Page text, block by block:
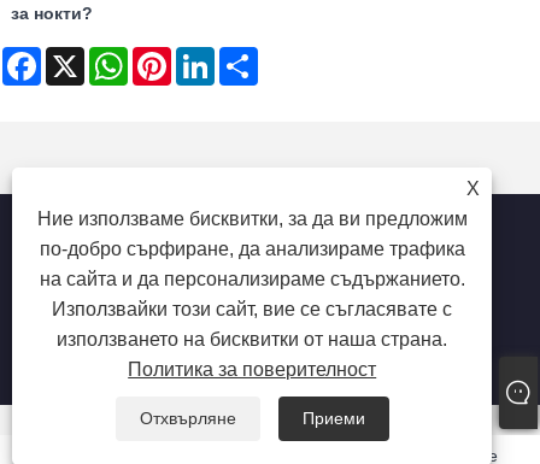
за нокти?
Facebook
X WhatsAppPinterestLinkedIn
X
Ние използваме бисквитки, за да ви предложим
по-добро сърфиране, да анализираме трафика
на сайта и да персонализираме съдържанието.
Използвайки този сайт, вие се съгласявате с
използването на бисквитки от наша страна.
Политика за поверителност
Отхвърляне Приеми
Copyright © 2025 Shenzhen Ruina Optoelectronic Co., Ltd -
лампа за нокти, тренировка за нокти, колектор за прах на
ноктите - всички права запазени.
Phone